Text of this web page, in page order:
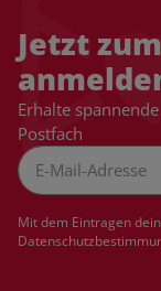
Jetzt
Erhalte
Postfach
Mit dem Eintragen